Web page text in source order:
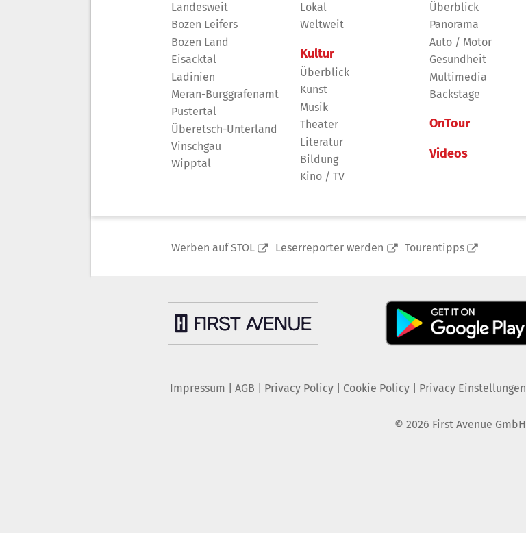
Landesweit
Bozen Leifers
Bozen Land
Eisacktal
Ladinien
Meran-Burggrafenamt
Pustertal
Überetsch-Unterland
Vinschgau
Wipptal
Lokal
Weltweit
Kultur
Überblick
Kunst
Musik
Theater
Literatur
Bildung
Kino / TV
Überblick
Panorama
Auto / Motor
Gesundheit
Multimedia
Backstage
OnTour
Videos
Werben auf STOL Leserreporter werden Tourentipps
Impressum AGB Privacy Policy| Cookie Policy| Privacy Einstellungen
© 2026 First Avenue GmbH